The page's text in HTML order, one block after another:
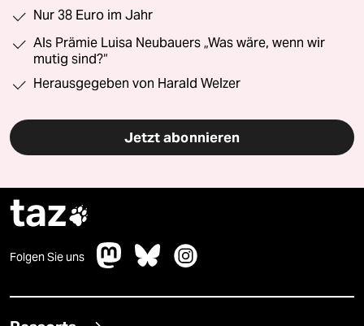
Nur 38 Euro im Jahr
Als Prämie Luisa Neubauers „Was wäre, wenn wir
mutig sind?“
Herausgegeben von Harald Welzer
Jetzt abonnieren
taz
Folgen Sie uns